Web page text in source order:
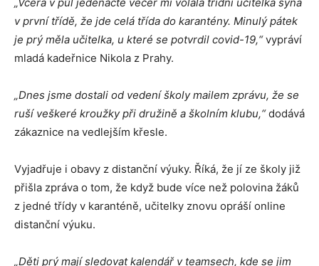
v první třídě, že jde celá třída do karantény. Minulý pátek
je prý měla učitelka, u které se potvrdil covid-19,“vypráví
mladá kadeřnice Nikola z Prahy.
„Dnes jsme dostali od vedení školy mailem zprávu, že se
ruší veškeré kroužky při družině a školním klubu,“dodává
zákaznice na vedlejším křesle.
Vyjadřuje i obavy z distanční výuky. Říká, že jí ze školy již
přišla zpráva o tom, že když bude více než polovina žáků
z jedné třídy v karanténě, učitelky znovu opráší online
distanční výuku.
„Děti prý mají sledovat kalendář v teamsech, kde se jim